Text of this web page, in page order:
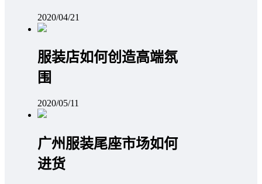
2020/04/21
服装店如何创造高端氛
围
2020/05/11
广州服装尾座市场如何
进货